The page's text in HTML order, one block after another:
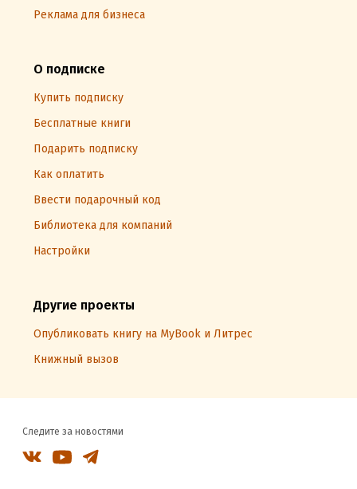
Реклама для бизнеса
О подписке
Купить подписку
Бесплатные книги
Подарить подписку
Как оплатить
Ввести подарочный код
Библиотека для компаний
Настройки
Другие проекты
Опубликовать книгу на MyBook и Литрес
Книжный вызов
Следите за новостями